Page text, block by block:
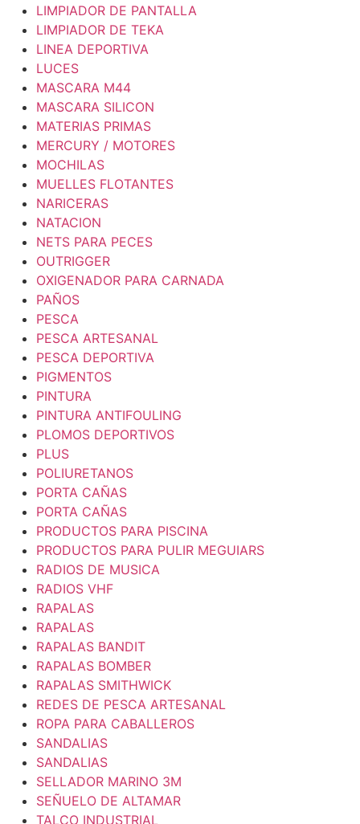
LIMPIADOR DE PANTALLA
LIMPIADOR DE TEKA
LINEA DEPORTIVA
LUCES
MASCARA M44
MASCARA SILICON
MATERIAS PRIMAS
MERCURY / MOTORES
MOCHILAS
MUELLES FLOTANTES
NARICERAS
NATACION
NETS PARA PECES
OUTRIGGER
OXIGENADOR PARA CARNADA
PAÑOS
PESCA
PESCA ARTESANAL
PESCA DEPORTIVA
PIGMENTOS
PINTURA
PINTURA ANTIFOULING
PLOMOS DEPORTIVOS
PLUS
POLIURETANOS
PORTA CAÑAS
PORTA CAÑAS
PRODUCTOS PARA PISCINA
PRODUCTOS PARA PULIR MEGUIARS
RADIOS DE MUSICA
RADIOS VHF
RAPALAS
RAPALAS
RAPALAS BANDIT
RAPALAS BOMBER
RAPALAS SMITHWICK
REDES DE PESCA ARTESANAL
ROPA PARA CABALLEROS
SANDALIAS
SANDALIAS
SELLADOR MARINO 3M
SEÑUELO DE ALTAMAR
TALCO INDUSTRIAL